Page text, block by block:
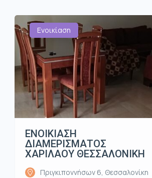
Ενοικίαση
ΕΝΟΙΚΙΑΣΗ
ΔΙΑΜΕΡΙΣΜΑΤΟΣ
ΧΑΡΙΛΑΟΥ ΘΕΣΣΑΛΟΝΙΚΗ
Πριγκιποννήσων 6, Θεσσαλονίκη